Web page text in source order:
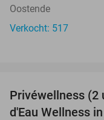
Oostende
Verkocht: 517
Privéwellness (2
d'Eau Wellness